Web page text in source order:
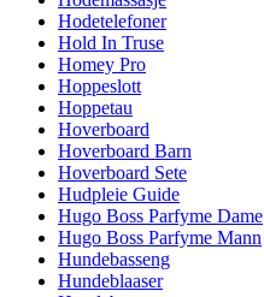
Hodetelefoner
Hold In Truse
Homey Pro
Hoppeslott
Hoppetau
Hoverboard
Hoverboard Barn
Hoverboard Sete
Hudpleie Guide
Hugo Boss Parfyme Dame
Hugo Boss Parfyme Mann
Hundebasseng
Hundeblaaser